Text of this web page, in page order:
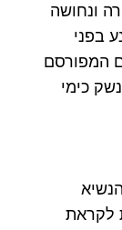
ונחושה
בפני
המפורסם
כימי
לקראת